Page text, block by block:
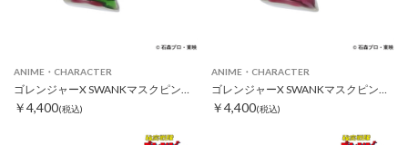
ANIME・CHARACTER
ゴレンジャーX SWANKマスクピンズ ミドレンジャー
￥4,400(税込)
ANIME・CHARACTER
ゴレンジャーX SWANKマスクピンズ モモレンジャー
￥4,400(税込)